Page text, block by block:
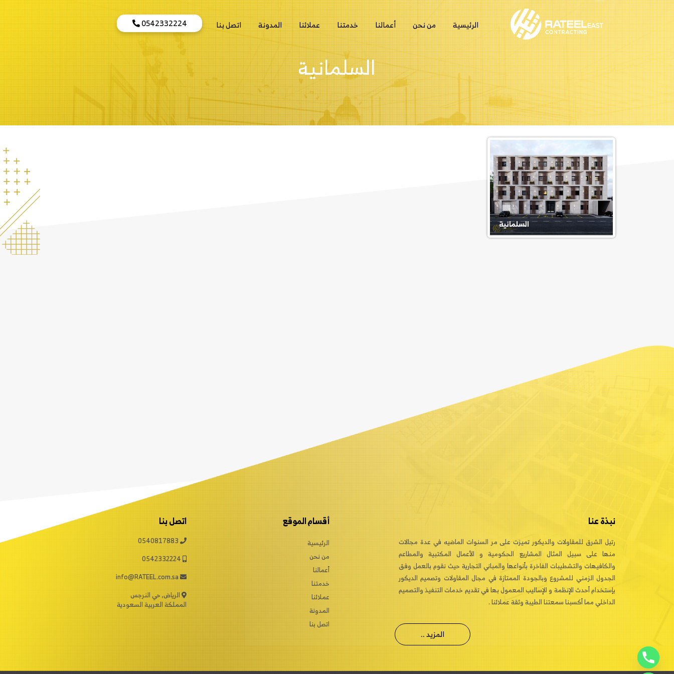
الرئيسية من نحن أعمالنا خدمتنا عملائنا المدونة اتصل بنا 0542332224
السلمانية
السلمانية
نبذة عنا
رتيل الشرق للمقاولات والديكور تميزت على مر السنوات الماضيه في عدة مجالات
منها على سبيل المثال المشاريع الحكومية و الأعمال المكتبية والمطاعم
والكافيهات والتشطيبات الفاخرة بأنواعها والمباني التجارية حيث نقوم بالعمل وفق
الجدول الزمني للمشروع وبالجودة الممتازة في مجال المقاولات وتصميم الديكور
بإستخدام أحدث الإنظمة و الإساليب المعمول بها في تقديم خدمات التنفيذ والتصميم
الداخلي مما أكسبنا سمعتنا الطيبة وثقة عملائنا .
المزيد ..
أقسام الموقع
الرئيسية
من نحن
أعمالنا
خدمتنا
عملائنا
المدونة
اتصل بنا
اتصل بنا
الرياض, حي النرجس
المملكة العربية السعودية